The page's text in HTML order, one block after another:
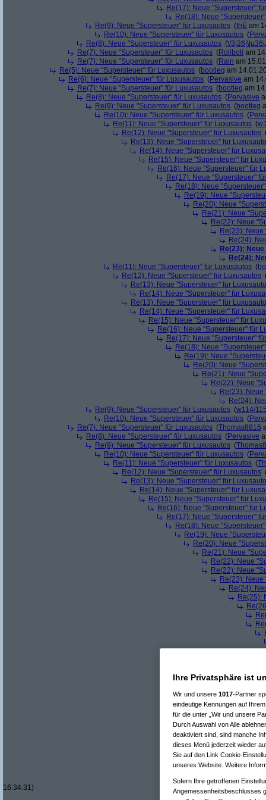
Re(17): Neue "Supersteuer"
Re(18): Neue
Re(9): Neue "Supersteuer" für Luxusautos (thE am
Re(10): Neue "Supersteuer" für Luxusautos (
Re(8): Neue "Supersteuer" für Luxusautos (\/
Re(7): Neue "Supersteuer" für Luxusautos (Roliboli am
Re(7): Neue "Supersteuer" für Luxusautos (Rain am
Re(5): Neue "Supersteuer" für Luxusautos (bootleg am
Re(6): Neue "Supersteuer" für Luxusautos (Pervasive am
Re(7): Neue "Supersteuer" für Luxusautos (bootleg am
Re(8): Neue "Supersteuer" für Luxusautos (Pervasive
Re(9): Neue "Supersteuer" für Luxusautos (bootleg
Re(10): Neue "Supersteuer" für Luxusautos (
Re(11): Neue "Supersteuer" für Luxusautos (
Re(12): Neue "Supersteuer" für Luxusautos
Re(13): Neue "Supersteuer" für
Re(14): Neue "Supersteuer" für
Re(15): Neue "Supersteuer" für
Re(16): Neue "Supersteuer" für
Re(17): Neue "Supersteuer"
Re(18): Neue
Re(19): Neue
Re(20): Neue
Re(21): Neue
Re(22): Neue
Re(23):
Re(24):
Re(23):
Re(24):
Re(11): Neue "Supersteuer" für Luxusautos (
Re(12): Neue "Supersteuer" für Luxusautos
Re(13): Neue "Supersteuer" für
Re(14): Neue "Supersteuer" für
Re(13): Neue "Supersteuer" für
Re(14): Neue "Supersteuer" für
Re(15): Neue "Supersteuer" für
Re(16): Neue "Supersteuer" für
Re(17): Neue "Supersteuer"
Re(18): Neue
Re(19): Neue
Re(20): Neue
Re(21): Neue
Re(22): Neue
Re(23):
Re(24):
Re(9): Neue "Supersteuer" für Luxusautos (w114/
Re(10): Neue "Supersteuer" für Luxusautos (
Re(7): Neue "Supersteuer" für Luxusautos (Thomas8816
Re(8): Neue "Supersteuer" für Luxusautos (Pervasive
Re(9): Neue "Supersteuer" für Luxusautos (
Re(10): Neue "Supersteuer" für Luxusautos (
Re(11): Neue "Supersteuer" für Luxusautos (
Re(12): Neue "Supersteuer" für Luxusautos
Re(13): Neue "Supersteuer" für
Re(14): Neue "Supersteuer" für
Re(15): Neue "Supersteuer" für
Re(16): Neue "Supersteuer" für
Re(17): Neue "Supersteuer"
Re(18): Neue
Re(19): Neue
Re(20): Neue
Re(21): Neue
Re(22): Neue
Re(22): Neue
Re(23):
Re(24):
Re(25):
16:34:31)
Ihre Privatsphäre ist
Wir und unsere 1017-Partner
eindeutige Kennungen auf
für die unter „Wir und unsere
Durch Auswahl von Alle
deaktiviert sind, sind manche
dieses Menü jederzeit wieder
Sie auf den Link Cookie-
unseres Website. Weitere
Sofern Ihre getroffenen
Angemessenheitsbeschlusses